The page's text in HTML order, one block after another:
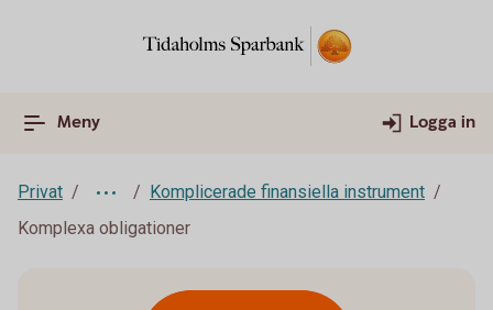
Meny Logga in
Privat
Komplicerade finansiella instrument
Komplexa obligationer